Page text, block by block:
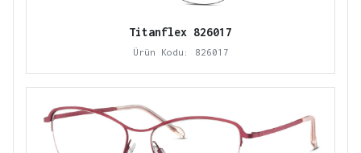
Titanflex 826017
Ürün Kodu: 826017